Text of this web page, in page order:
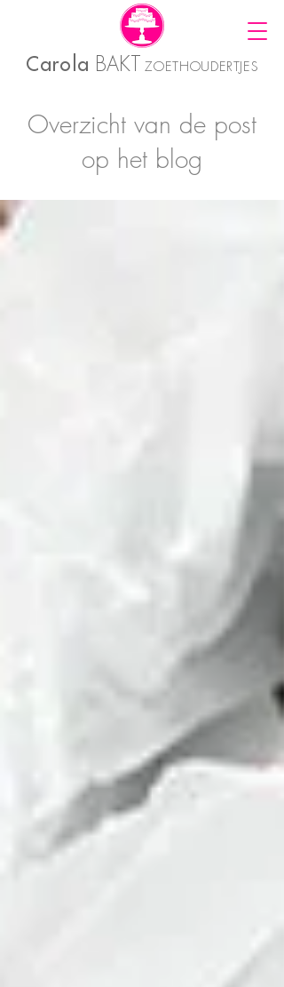
Carola BAKT ZOETHOUDERTJES
Overzicht van de post
op het blog